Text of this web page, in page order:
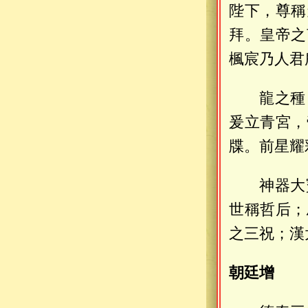
陛下，尊
拜。皇帝
楓宸乃人
龍之
爰立青宮
牒。前星
神器
世稱哲后
之三祝；
朝廷增